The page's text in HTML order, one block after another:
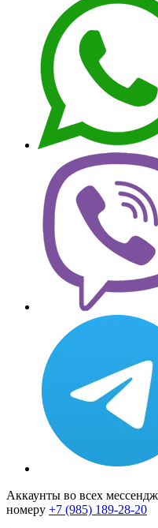
Аккаунты во всех
номеру +7 (985) 189-28-20